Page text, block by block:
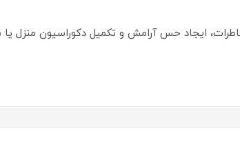
ایجاد حس آرامش و تکمیل دکوراسیون